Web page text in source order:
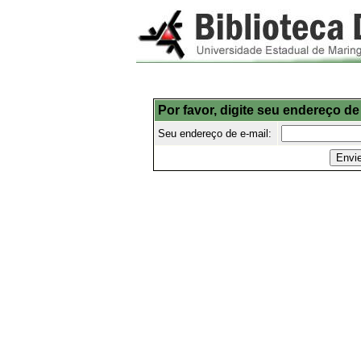
Por favor, digite seu endereço
Seu endereço de e-mail: